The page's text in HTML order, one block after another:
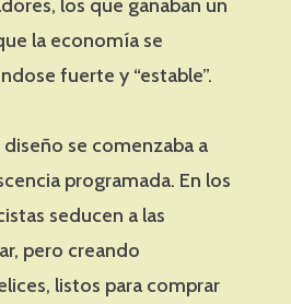
los que ganaban un
la economía se
fuerte y “estable”.
diseño se comenzaba a
programada. En los
seducen a las
pero creando
listos para comprar